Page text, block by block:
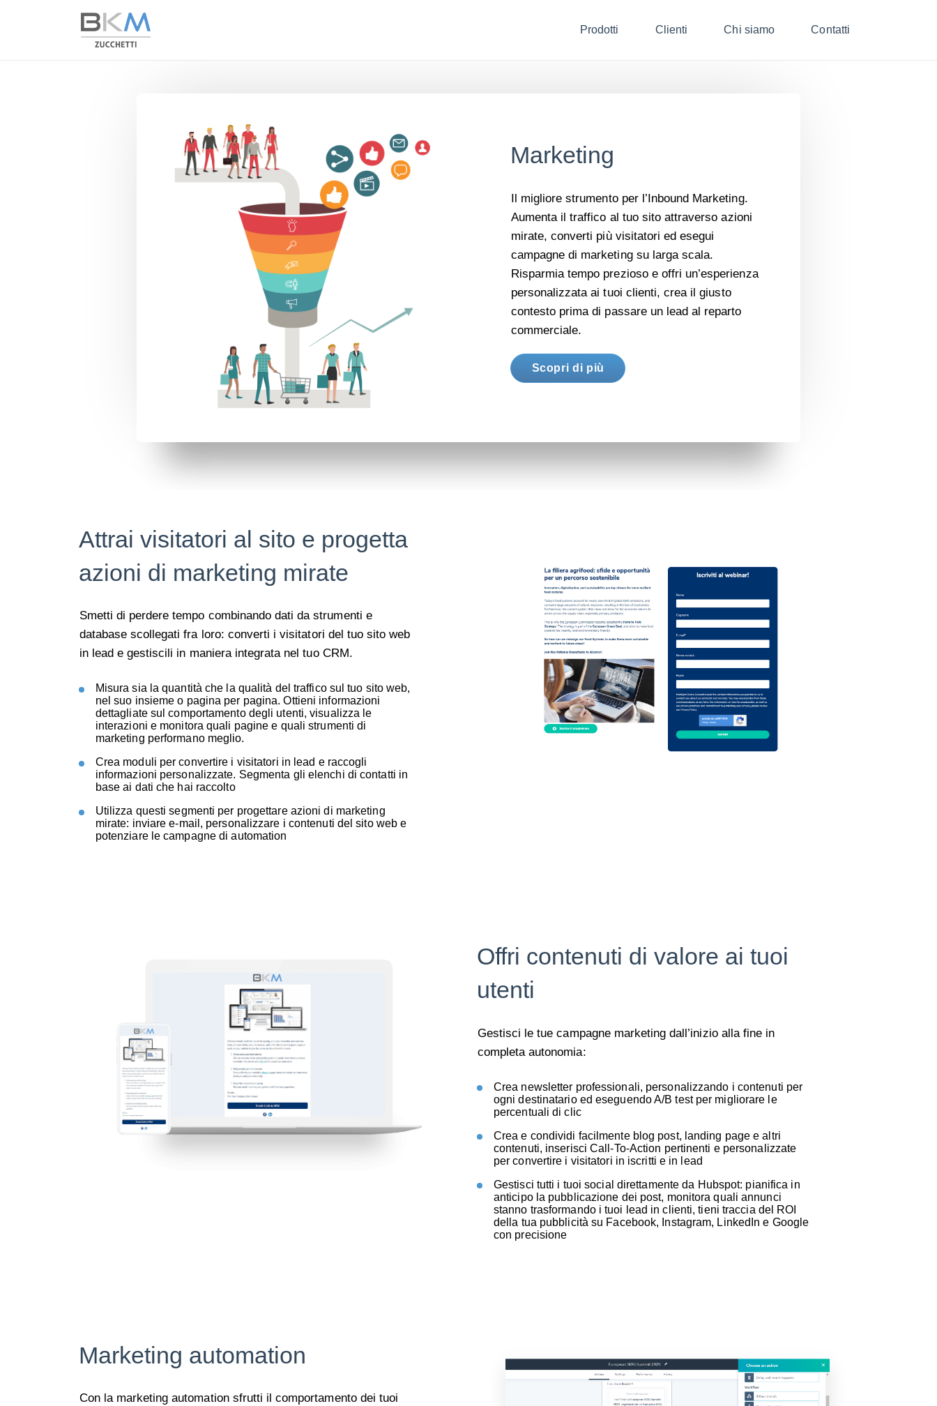
Prodotti Clienti Chi siamo Contatti
Marketing
Il migliore strumento per l’Inbound Marketing.
Aumenta il traffico al tuo sito attraverso azioni
mirate, converti più visitatori ed esegui
campagne di marketing su larga scala.
Risparmia tempo prezioso e offri un’esperienza
personalizzata ai tuoi clienti, crea il giusto
contesto prima di passare un lead al reparto
commerciale.
Scopri di più
Attrai visitatori al sito e progetta
azioni di marketing mirate
Smetti di perdere tempo combinando dati da strumenti e
database scollegati fra loro: converti i visitatori del tuo sito web
in lead e gestiscili in maniera integrata nel tuo CRM.
Misura sia la quantità che la qualità del traffico sul tuo sito web,
nel suo insieme o pagina per pagina. Ottieni informazioni
dettagliate sul comportamento degli utenti, visualizza le
interazioni e monitora quali pagine e quali strumenti di
marketing performano meglio.
Crea moduli per convertire i visitatori in lead e raccogli
informazioni personalizzate. Segmenta gli elenchi di contatti in
base ai dati che hai raccolto
Utilizza questi segmenti per progettare azioni di marketing
mirate: inviare e-mail, personalizzare i contenuti del sito web e
potenziare le campagne diautomation
Offri contenuti di valore ai tuoi
utenti
Gestisci le tue campagne marketing dall’inizio alla fine in
completa autonomia:
Crea newsletter professionali, personalizzando i contenuti per
ogni destinatario ed eseguendo A/B test per migliorare le
percentuali di clic
Crea e condividi facilmente blog post, landing page e altri
contenuti, inserisci Call-To-Action pertinenti e personalizzate
per convertire i visitatori in iscritti e in lead
Gestisci tutti i tuoi social direttamente da Hubspot: pianifica in
anticipo la pubblicazione dei post, monitora quali annunci
stanno trasformando i tuoi lead in clienti, tieni traccia del ROI
della tua pubblicità su Facebook, Instagram, LinkedIn e Google
con precisione
Marketing automation
Con la marketingautomationsfrutti il comportamento dei tuoi